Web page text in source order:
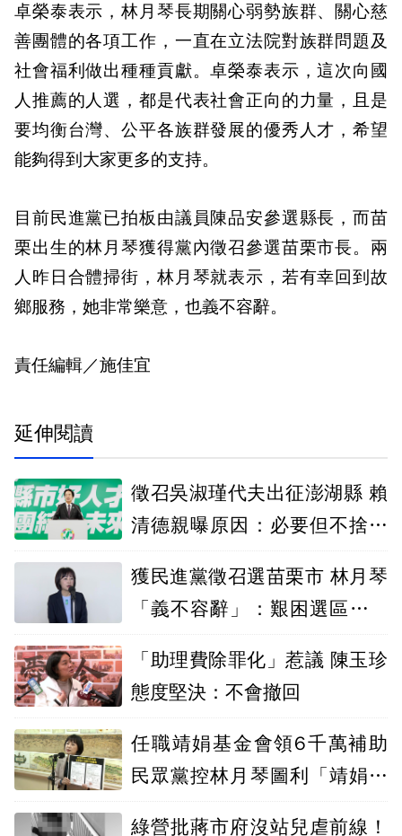
卓榮泰表示，林月琴長期關心弱勢族群、關心慈
善團體的各項工作，一直在立法院對族群問題及
社會福利做出種種貢獻。卓榮泰表示，這次向國
人推薦的人選，都是代表社會正向的力量，且是
要均衡台灣、公平各族群發展的優秀人才，希望
能夠得到大家更多的支持。
目前民進黨已拍板由議員陳品安參選縣長，而苗
栗出生的林月琴獲得黨內徵召參選苗栗市長。兩
人昨日合體掃街，林月琴就表示，若有幸回到故
鄉服務，她非常樂意，也義不容辭。
責任編輯／施佳宜
延伸閱讀
徵召吳淑瑾代夫出征澎湖縣 賴
清德親曝原因：必要但不捨的
獲民進黨徵召選苗栗市 林月琴
「義不容辭」：艱困選區需有
「助理費除罪化」惹議 陳玉珍
態度堅決：不會撤回
任職靖娟基金會領6千萬補助
民眾黨控林月琴圖利「靖娟門
綠營批蔣市府沒站兒虐前線！